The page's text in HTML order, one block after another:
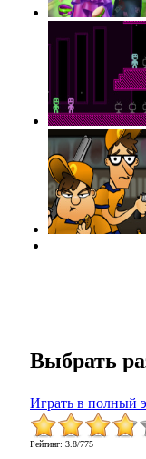
Выбрать
Играть в полный
Рейтинг: 3.8/775